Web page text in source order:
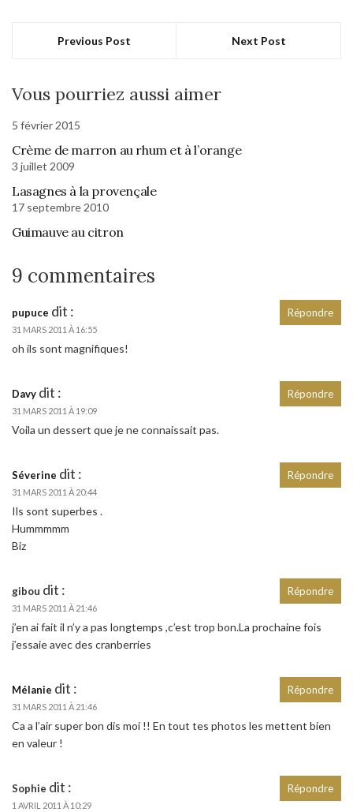
Previous Post Next Post
Vous pourriez aussi aimer
5 février 2015
Crème de marron au rhum et à l’orange
3 juillet 2009
Lasagnes à la provençale
17 septembre 2010
Guimauve au citron
9 commentaires
pupuce dit :
31 MARS 2011 À 16:55
oh ils sont magnifiques!
Répondre
Davy dit :
31 MARS 2011 À 19:09
Voila un dessert que je ne connaissait pas.
Répondre
Séverine dit :
31 MARS 2011 À 20:44
Ils sont superbes .
Hummmmm
Biz
Répondre
gibou dit :
31 MARS 2011 À 21:46
j’en ai fait il n’y a pas longtemps ,c’est trop bon.La prochaine fois
j’essaie avec des cranberries
Répondre
Mélanie dit :
31 MARS 2011 À 21:46
Ca a l’air super bon dis moi !! En tout tes photos les mettent bien
en valeur !
Répondre
Sophie dit :
1 AVRIL 2011 À 10:29
Répondre